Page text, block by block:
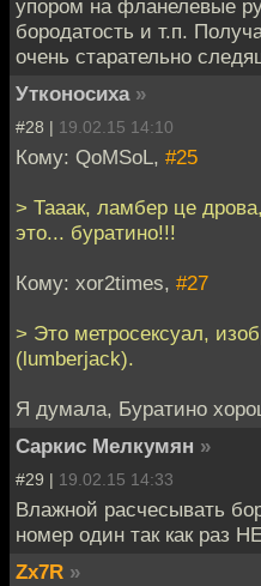
упором на фланелевые
бородатость и т.п.
очень старательно
Утконосиха »
#28 | 19.02.15 14:10
Кому: QoMSoL, #25
> Тааак, ламбер це
это... буратино!!!
Кому: xor2times, #27
> Это метросексуал,
(lumberjack).
Я думала, Буратино
Саркис Мелкумян »
#29 | 19.02.15 14:33
Влажной расчесывать
номер один так как раз
Zx7R »